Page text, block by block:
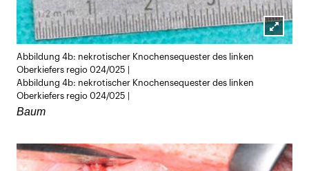
Abbildung 4b: nekrotischer Knochensequester des linken
Oberkiefers regio 024/025 |
Abbildung 4b: nekrotischer Knochensequester des linken
Oberkiefers regio 024/025 |
Baum